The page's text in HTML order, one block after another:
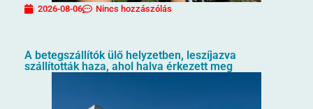
2026-08-06 Nincs hozzászólás
A betegszállítók ülő helyzetben, leszíjazva
szállították haza, ahol halva érkezett meg